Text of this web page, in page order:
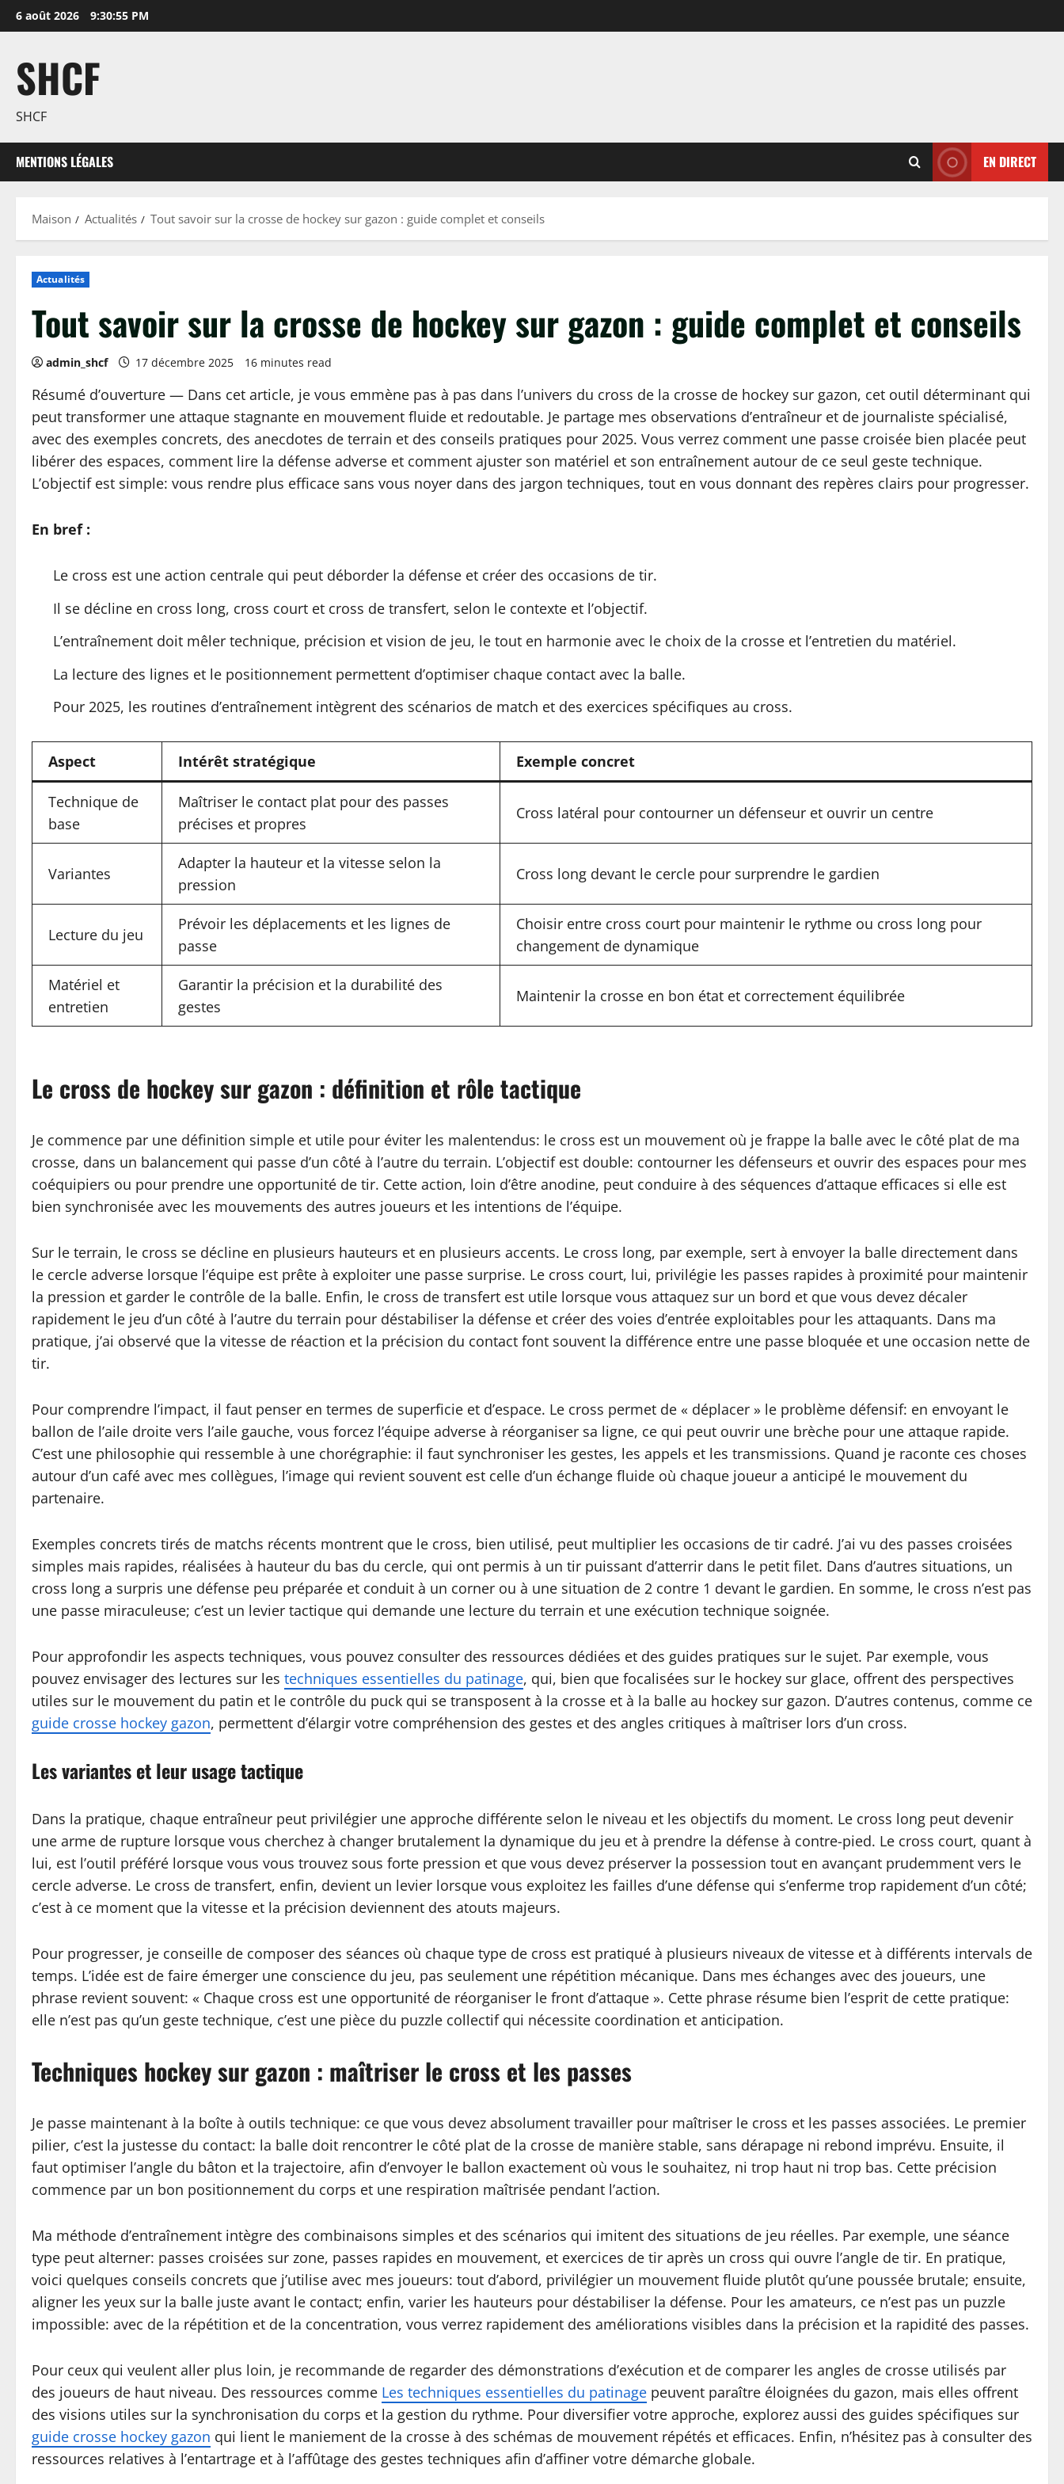
Passer
au
6 août 2026 9:30:56 PM
SHCF
SHCF
MENTIONS LÉGALES EN DIRECT
Maison Actualités Tout savoir sur la crosse de hockey sur gazon : guide complet et conseils
Actualités
Tout savoir sur la crosse de hockey sur gazon : guide complet et conseils
admin_shcf 17 décembre 2025 16 minutes read
Résumé d’ouverture — Dans cet article, je vous emmène pas à pas dans l’univers du cross de la crosse de hockey sur gazon, cet outil déterminant qui
peut transformer une attaque stagnante en mouvement fluide et redoutable. Je partage mes observations d’entraîneur et de journaliste spécialisé,
avec des exemples concrets, des anecdotes de terrain et des conseils pratiques pour 2025. Vous verrez comment une passe croisée bien placée peut
libérer des espaces, comment lire la défense adverse et comment ajuster son matériel et son entraînement autour de ce seul geste technique.
L’objectif est simple: vous rendre plus efficace sans vous noyer dans des jargon techniques, tout en vous donnant des repères clairs pour progresser.
En bref :
Le cross est une action centrale qui peut déborder la défense et créer des occasions de tir.
Il se décline en cross long, cross court et cross de transfert, selon le contexte et l’objectif.
L’entraînement doit mêler technique, précision et vision de jeu, le tout en harmonie avec le choix de la crosse et l’entretien du matériel.
La lecture des lignes et le positionnement permettent d’optimiser chaque contact avec la balle.
Pour 2025, les routines d’entraînement intègrent des scénarios de match et des exercices spécifiques au cross.
Aspect Intérêt stratégique Exemple concret
Technique de
base
Maîtriser le contact plat pour des passes
précises et propres
Cross latéral pour contourner un défenseur et ouvrir un centre
Variantes
Adapter la hauteur et la vitesse selon la
pression
Cross long devant le cercle pour surprendre le gardien
Lecture du jeu
Prévoir les déplacements et les lignes de
passe
Choisir entre cross court pour maintenir le rythme ou cross long pour
changement de dynamique
Matériel et
entretien
Garantir la précision et la durabilité des
gestes
Maintenir la crosse en bon état et correctement équilibrée
Le cross de hockey sur gazon : définition et rôle tactique
Je commence par une définition simple et utile pour éviter les malentendus: le cross est un mouvement où je frappe la balle avec le côté plat de ma
crosse, dans un balancement qui passe d’un côté à l’autre du terrain. L’objectif est double: contourner les défenseurs et ouvrir des espaces pour mes
coéquipiers ou pour prendre une opportunité de tir. Cette action, loin d’être anodine, peut conduire à des séquences d’attaque efficaces si elle est
bien synchronisée avec les mouvements des autres joueurs et les intentions de l’équipe.
Sur le terrain, le cross se décline en plusieurs hauteurs et en plusieurs accents. Le cross long, par exemple, sert à envoyer la balle directement dans
le cercle adverse lorsque l’équipe est prête à exploiter une passe surprise. Le cross court, lui, privilégie les passes rapides à proximité pour maintenir
la pression et garder le contrôle de la balle. Enfin, le cross de transfert est utile lorsque vous attaquez sur un bord et que vous devez décaler
rapidement le jeu d’un côté à l’autre du terrain pour déstabiliser la défense et créer des voies d’entrée exploitables pour les attaquants. Dans ma
pratique, j’ai observé que la vitesse de réaction et la précision du contact font souvent la différence entre une passe bloquée et une occasion nette de
tir.
Pour comprendre l’impact, il faut penser en termes de superficie et d’espace. Le cross permet de « déplacer » le problème défensif: en envoyant le
ballon de l’aile droite vers l’aile gauche, vous forcez l’équipe adverse à réorganiser sa ligne, ce qui peut ouvrir une brèche pour une attaque rapide.
C’est une philosophie qui ressemble à une chorégraphie: il faut synchroniser les gestes, les appels et les transmissions. Quand je raconte ces choses
autour d’un café avec mes collègues, l’image qui revient souvent est celle d’un échange fluide où chaque joueur a anticipé le mouvement du
partenaire.
Exemples concrets tirés de matchs récents montrent que le cross, bien utilisé, peut multiplier les occasions de tir cadré. J’ai vu des passes croisées
simples mais rapides, réalisées à hauteur du bas du cercle, qui ont permis à un tir puissant d’atterrir dans le petit filet. Dans d’autres situations, un
cross long a surpris une défense peu préparée et conduit à un corner ou à une situation de 2 contre 1 devant le gardien. En somme, le cross n’est pas
une passe miraculeuse; c’est un levier tactique qui demande une lecture du terrain et une exécution technique soignée.
Pour approfondir les aspects techniques, vous pouvez consulter des ressources dédiées et des guides pratiques sur le sujet. Par exemple, vous
pouvez envisager des lectures sur les techniques essentielles du patinage, qui, bien que focalisées sur le hockey sur glace, offrent des perspectives
utiles sur le mouvement du patin et le contrôle du puck qui se transposent à la crosse et à la balle au hockey sur gazon. D’autres contenus, comme ce
guide crosse hockey gazon, permettent d’élargir votre compréhension des gestes et des angles critiques à maîtriser lors d’un cross.
Les variantes et leur usage tactique
Dans la pratique, chaque entraîneur peut privilégier une approche différente selon le niveau et les objectifs du moment. Le cross long peut devenir
une arme de rupture lorsque vous cherchez à changer brutalement la dynamique du jeu et à prendre la défense à contre-pied. Le cross court, quant à
lui, est l’outil préféré lorsque vous vous trouvez sous forte pression et que vous devez préserver la possession tout en avançant prudemment vers le
cercle adverse. Le cross de transfert, enfin, devient un levier lorsque vous exploitez les failles d’une défense qui s’enferme trop rapidement d’un côté;
c’est à ce moment que la vitesse et la précision deviennent des atouts majeurs.
Pour progresser, je conseille de composer des séances où chaque type de cross est pratiqué à plusieurs niveaux de vitesse et à différents intervals de
temps. L’idée est de faire émerger une conscience du jeu, pas seulement une répétition mécanique. Dans mes échanges avec des joueurs, une
phrase revient souvent: « Chaque cross est une opportunité de réorganiser le front d’attaque ». Cette phrase résume bien l’esprit de cette pratique:
elle n’est pas qu’un geste technique, c’est une pièce du puzzle collectif qui nécessite coordination et anticipation.
Techniques hockey sur gazon : maîtriser le cross et les passes
Je passe maintenant à la boîte à outils technique: ce que vous devez absolument travailler pour maîtriser le cross et les passes associées. Le premier
pilier, c’est la justesse du contact: la balle doit rencontrer le côté plat de la crosse de manière stable, sans dérapage ni rebond imprévu. Ensuite, il
faut optimiser l’angle du bâton et la trajectoire, afin d’envoyer le ballon exactement où vous le souhaitez, ni trop haut ni trop bas. Cette précision
commence par un bon positionnement du corps et une respiration maîtrisée pendant l’action.
Ma méthode d’entraînement intègre des combinaisons simples et des scénarios qui imitent des situations de jeu réelles. Par exemple, une séance
type peut alterner: passes croisées sur zone, passes rapides en mouvement, et exercices de tir après un cross qui ouvre l’angle de tir. En pratique,
voici quelques conseils concrets que j’utilise avec mes joueurs: tout d’abord, privilégier un mouvement fluide plutôt qu’une poussée brutale; ensuite,
aligner les yeux sur la balle juste avant le contact; enfin, varier les hauteurs pour déstabiliser la défense. Pour les amateurs, ce n’est pas un puzzle
impossible: avec de la répétition et de la concentration, vous verrez rapidement des améliorations visibles dans la précision et la rapidité des passes.
Pour ceux qui veulent aller plus loin, je recommande de regarder des démonstrations d’exécution et de comparer les angles de crosse utilisés par
des joueurs de haut niveau. Des ressources comme Les techniques essentielles du patinage peuvent paraître éloignées du gazon, mais elles offrent
des visions utiles sur la synchronisation du corps et la gestion du rythme. Pour diversifier votre approche, explorez aussi des guides spécifiques sur
guide crosse hockey gazon qui lient le maniement de la crosse à des schémas de mouvement répétés et efficaces. Enfin, n’hésitez pas à consulter des
ressources relatives à l’entartrage et à l’affûtage des gestes techniques afin d’affiner votre démarche globale.